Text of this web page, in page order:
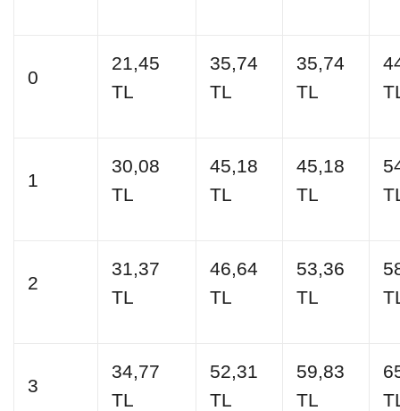
0
21,45
TL
35,74
TL
35,74
TL
1
30,08
TL
45,18
TL
45,18
TL
2
31,37
TL
46,64
TL
53,36
TL
3
34,77
TL
52,31
TL
59,83
TL